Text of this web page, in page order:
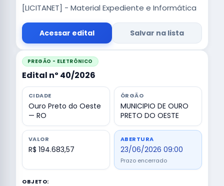
[LICITANET] - Material Expediente e Informática
Acessar edital Salvar na lista
PREGÃO - ELETRÔNICO
Edital nº 40/2026
CIDADE
Ouro Preto do Oeste
— RO
ÓRGÃO
MUNICIPIO DE OURO
PRETO DO OESTE
VALOR
R$ 194.683,57
ABERTURA
23/06/2026 09:00
Prazo encerrado
OBJETO: